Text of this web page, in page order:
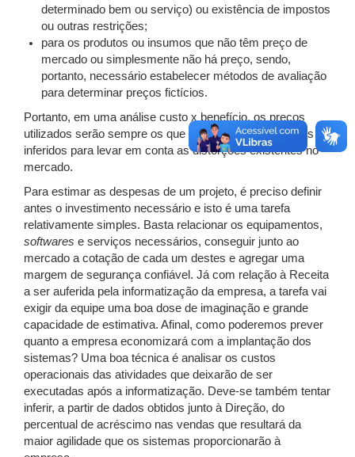
determinado bem ou serviço) ou existência de impostos
ou outras restrições;
para os produtos ou insumos que não têm preço de
mercado ou simplesmente não há preço, sendo,
portanto, necessário estabelecer métodos de avaliação
para determinar preços fictícios.
Portanto, em uma análise custo x benefício, os preços
utilizados serão sempre os que deverão ser reajustados ou
inferidos para levar em conta as distorções existentes no
mercado.
Para estimar as despesas de um projeto, é preciso definir
antes o investimento necessário e isto é uma tarefa
relativamente simples. Basta relacionar os equipamentos,
softwares e serviços necessários, conseguir junto ao
mercado a cotação de cada um destes e agregar uma
margem de segurança confiável. Já com relação à Receita
a ser auferida pela informatização da empresa, a tarefa vai
exigir da equipe uma boa dose de imaginação e grande
capacidade de estimativa. Afinal, como poderemos prever
quanto a empresa economizará com a implantação dos
sistemas? Uma boa técnica é analisar os custos
operacionais das atividades que deixarão de ser
executadas após a informatização. Deve-se também tentar
inferir, a partir de dados obtidos junto à Direção, do
percentual de acréscimo nas vendas que resultará da
maior agilidade que os sistemas proporcionarão à